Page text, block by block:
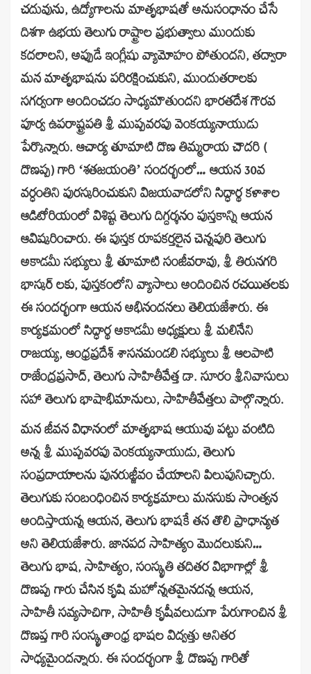
చదువును, ఉద్యోగాలను మాతృభాషతో అనుసంధానం చేసే
దిశగా ఉభయ తెలుగు రాష్ట్రాల ప్రభుత్వాలు ముందుకు
కదలాలని, అప్పుడే ఇంగ్లీషు వ్యామోహం పోతుందని, తద్వారా
మన మాతృభాషను పరిరక్షించుకుని, ముందుతరాలకు
సగర్వంగా అందించడం సాధ్యమౌతుందని భారతదేశ గౌరవ
పూర్వ ఉపరాష్ట్రపతి శ్రీ ముప్పవరపు వెంకయ్యనాయుడు
పేర్కొన్నారు. ఆచార్య తూమాటి దొణ తిమ్మరాయ చౌదరి (
దొణప్ప) గారి ‘శతజయంతి’ సందర్భంలో… ఆయన 30వ
వర్ధంతిని పురస్కరించుకుని విజయవాడలోని సిద్ధార్థ కళాశాల
ఆడిటోరియంలో విశిష్ట తెలుగు దిగ్దర్శనం పుస్తకాన్ని ఆయన
ఆవిష్కరించారు. ఈ పుస్తక రూపకర్తలైన చెన్నపురి తెలుగు
అకాడమీ సభ్యులు శ్రీ తూమాటి సంజీవరావు, శ్రీ తిరునగరి
భాస్కర్ లకు, పుస్తకంలోని వ్యాసాలు అందించిన రచయితలకు
ఈ సందర్భంగా ఆయన అభినందనలు తెలియజేశారు. ఈ
కార్యక్రమంలో సిద్ధార్థ అకాడమీ అధ్యక్షులు శ్రీ మలినేని
రాజయ్య, ఆంధ్రప్రదేశ్ శాసనమండలి సభ్యులు శ్రీ ఆలపాటి
రాజేంద్రప్రసాద్, తెలుగు సాహితీవేత్త డా. సూరం శ్రీనివాసులు
సహా తెలుగు భాషాభిమానులు, సాహితీవేత్తలు పాల్గొన్నారు.
మన జీవన విధానంలో మాతృభాష ఆయువు పట్టు వంటిది
అన్న శ్రీ ముప్పవరపు వెంకయ్యనాయుడు, తెలుగు
సంప్రదాయాలను పునరుజ్జీవం చేయాలని పిలుపునిచ్చారు.
తెలుగుకు సంబంధించిన కార్యక్రమాలు మనసుకు సాంత్వన
అందిస్తాయన్న ఆయన, తెలుగు భాషకే తన తొలి ప్రాధాన్యత
అని తెలియజేశారు. జానపద సాహిత్యం మొదలుకుని…
తెలుగు భాష, సాహిత్యం, సంస్కృతి తదితర విభాగాల్లో శ్రీ
దొణప్ప గారు చేసిన కృషి మహోన్నతమైనదన్న ఆయన,
సాహితీ సవ్యసాచిగా, సాహితీ కృషీవలుడుగా పేరుగాంచిన శ్రీ
దొణప్త గారి సంస్కృతాంధ్ర భాషల విద్వత్తు అనితర
సాధ్యమైందన్నారు. ఈ సందర్భంగా శ్రీ దొణప్ప గారితో